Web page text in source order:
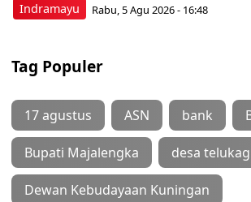
Indramayu Rabu, 5 Agu 2026 - 16:48
Tag Populer
17 agustus ASN bank
Bupati Majalengka desa
Dewan Kebudayaan Kuningan